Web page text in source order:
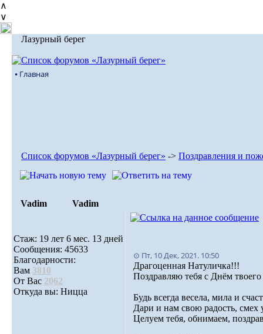
∧
∨
Лазурный берег
⦁ Главная
Список форумов «Лазурный берег» -> Поздравления и
Vadim Vadim
Стаж: 19 лет 6 мес. 13 дней
Сообщения: 45633
Благодарности:
Вам 3810
От Вас 2062
Откуда вы: Ницца
⊙ Пт, 10 Дек, 2021. 10:50
Драгоценная Натуличка!!!
Поздравляю тебя с Днём
Будь всегда весела, мила и
Дари и нам свою радость,
Целуем тебя, обнимаем,